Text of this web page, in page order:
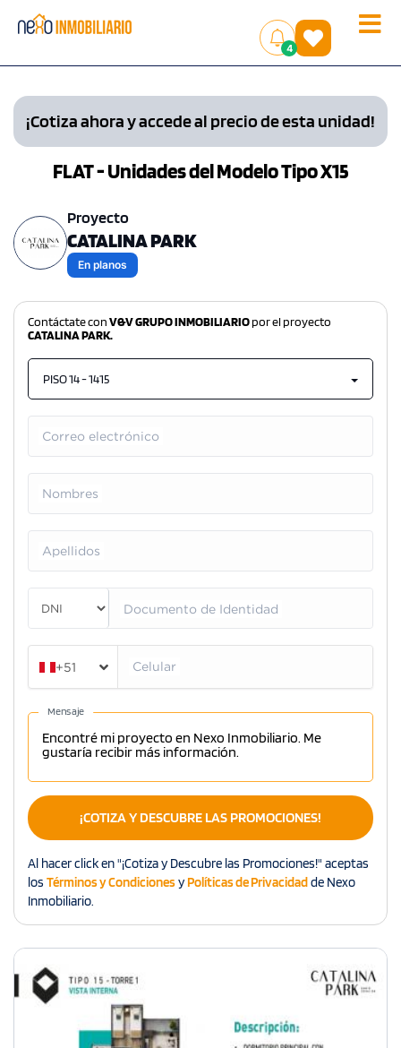
Toggle
4
()
¡Cotiza ahora y accede al precio de esta unidad!
FLAT - Unidades del Modelo Tipo X15
Proyecto
CATALINA PARK
En planos
Contáctate conV&V GRUPO INMOBILIARIOpor el proyecto
CATALINA PARK.
PISO 14 - 1415
Correo electrónico
Nombres
Apellidos
Documento de Identidad
+51 Celular
Mensaje
¡COTIZA Y DESCUBRE LAS PROMOCIONES!
Al hacer click en "¡Cotiza y Descubre las Promociones!" aceptas
los Términos y CondicionesyPolíticas de Privacidadde Nexo
Inmobiliario.